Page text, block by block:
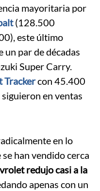
mayoritaria por
(128.500
este último
un par de décadas
Super Carry.
Trackercon 45.400
en ventas
en lo
han vendido cerca
redujo casi a la
apenas con un